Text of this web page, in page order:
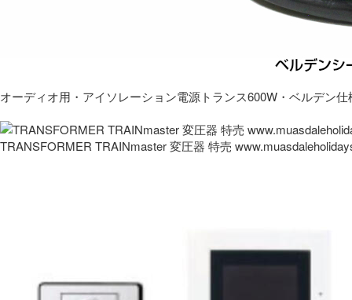
オーディオ用・アイソレーション電源トランス600W・ベルデン仕
TRANSFORMER TRAINmaster 変圧器 特売